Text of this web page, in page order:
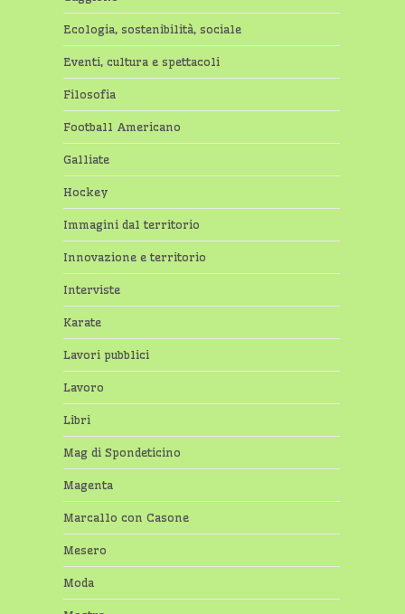
Ecologia, sostenibilità, sociale
Eventi, cultura e spettacoli
Filosofia
Football Americano
Galliate
Hockey
Immagini dal territorio
Innovazione e territorio
Interviste
Karate
Lavori pubblici
Lavoro
Libri
Mag di Spondeticino
Magenta
Marcallo con Casone
Mesero
Moda